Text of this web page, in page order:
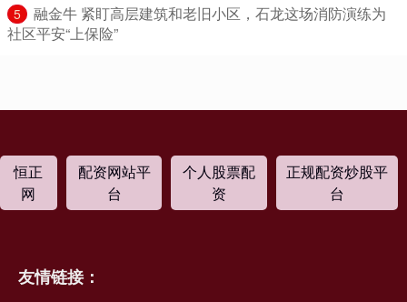
5
​融金牛 紧盯高层建筑和老旧小区，石龙这场消防演练为
社区平安“上保险”
恒正
网
配资网站平
台
个人股票配
资
正规配资炒股平
台
友情链接：